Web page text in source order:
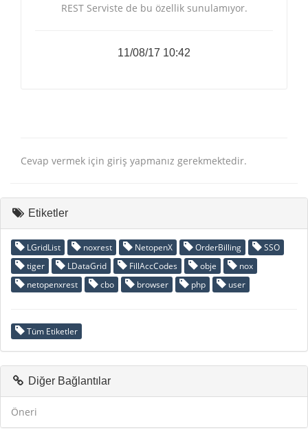
REST Serviste de bu özellik sunulamıyor.
11/08/17 10:42
Cevap vermek için giriş yapmanız gerekmektedir.
Etiketler
LGridList noxrest NetopenX OrderBilling
SSO
tiger
LDataGrid FillAccCodes obje
nox
netopenxrest
cbo browser php user
Tüm Etiketler
Diğer Bağlantılar
Öneri